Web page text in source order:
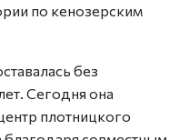
по кенозерским
без
Сегодня она
плотницкого